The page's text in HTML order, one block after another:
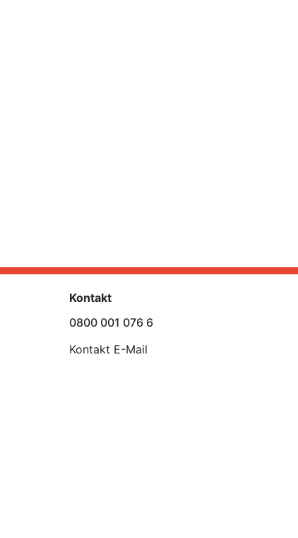
Kontakt
0800 001 076 6
Kontakt E-Mail